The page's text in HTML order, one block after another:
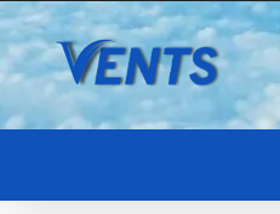
Skip
to
content